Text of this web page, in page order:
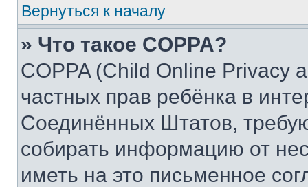
Вернуться к началу
» Что такое COPPA?
COPPA (Child Online Privacy
частных прав ребёнка в
Соединённых Штатов,
собирать информацию от
иметь на это письменное